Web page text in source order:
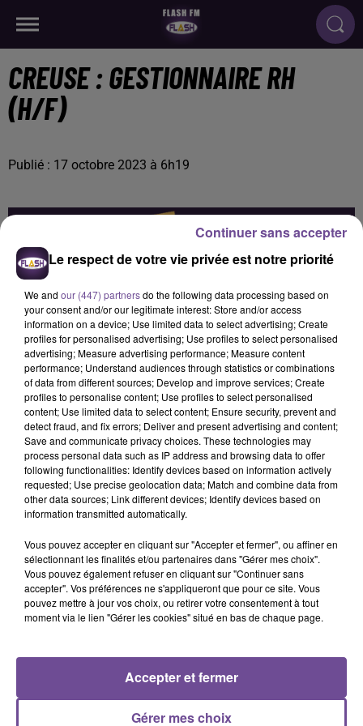
CREUSE : GESTIONNAIRE RH
(H/F)
Publié : 17 octobre 2023 à 6h19
L’hôpital La Muse de Saint-Sébastien recherche un
gestionnaire RH (H/F). Vos missions : assurer la gestion
administrative du personnel, du recrutement à la sortie. Être
l'interface avec les chefs de service, les accompagner et les
conseiller dans la gestion RH de leurs équipes. Veiller à la
bonne application des règles de gestion du personnel.
Participer à des dossiers RH spécifiques : prévention des
Référence de l’offre Pôle Emploi : 163FTWB
RADIO ACTUS
Le respect de votre vie privée est notre priorité
We and our (447) partnersdo the following data processing based on
your consent and/or our legitimate interest: Store and/or access
information on a device; Use limited data to select advertising; Create
profiles for personalised advertising; Use profiles to select personalised
advertising; Measure advertising performance; Measure content
performance; Understand audiences through statistics or combinations
of data from different sources; Develop and improve services; Create
profiles to personalise content; Use profiles to select personalised
content; Use limited data to select content; Ensure security, prevent and
detect fraud, and fix errors; Deliver and present advertising and content;
Save and communicate privacy choices. These technologies may
process personal data such as IP address and browsing data to offer
following functionalities: Identify devices based on information actively
requested; Use precise geolocation data; Match and combine data from
other data sources; Link different devices; Identify devices based on
information transmitted automatically.
Vous pouvez accepter en cliquant sur "Accepter et fermer", ou affiner en
sélectionnant les finalités et/ou partenaires dans "Gérer mes choix".
Vous pouvez également refuser en cliquant sur "Continuer sans
accepter". Vos préférences ne s'appliqueront que pour ce site. Vous
pouvez mettre à jour vos choix, ou retirer votre consentement à tout
moment via le lien "Gérer les cookies" situé en bas de chaque page.
Gérer mes choix
Accepter et fermer
Continuer sans accepter